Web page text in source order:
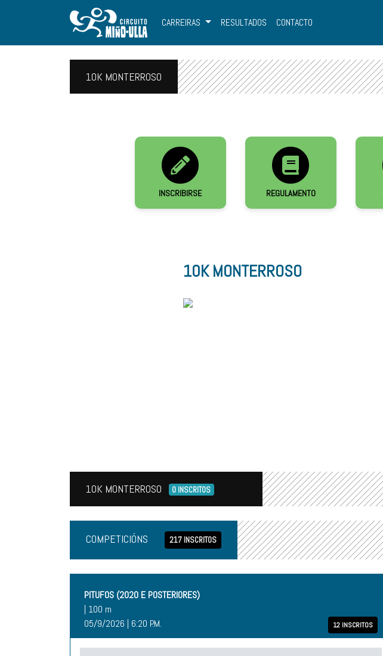
CARREIRAS RESULTADOS CONTACTO
10K MONTERROSO
INSCRIBIRSE REGULAMENTO
10K MONTERROSO
10K MONTERROSO 0 INSCRITOS
COMPETICIÓNS 217 INSCRITOS
PITUFOS (2020 E POSTERIORES)
| 100 m
12 INSCRITOS
05/9/2026 | 6:20 P.M.